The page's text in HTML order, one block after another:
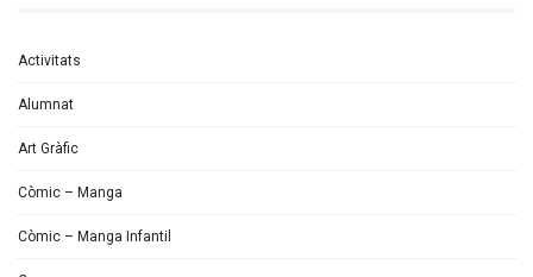
Activitats
Alumnat
Art Gràfic
Còmic – Manga
Còmic – Manga Infantil